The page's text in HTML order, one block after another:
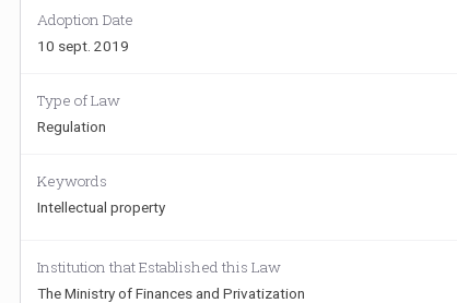
Adoption Date
10 sept. 2019
Type of Law
Regulation
Keywords
Intellectual property
Institution that Established this Law
The Ministry of Finances and Privatization